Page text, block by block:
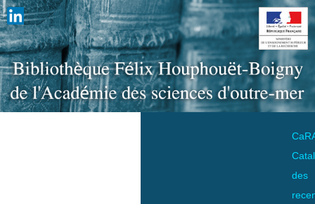
des